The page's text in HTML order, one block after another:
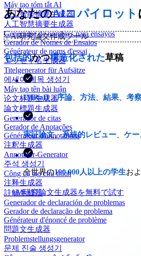
Máy tạo tóm tắt AI
人工智能摘要生成器
人工智慧摘要生成器
Generador de nombres para ensayos
Gerador de Nomes de Ensaios
Générateur de noms d'essai
エッセイ名生成器
Titelgenerator für Aufsätze
에세이 제목 생성기
Máy tạo tên bài luận
论文标题生成器
論文標題生成器
Generador de citas
Gerador de Anotações
Générateur d'annotations
注釈生成器
Annotator-Generator
주석 생성기
Công cụ tạo chú thích
注释生成器
註解生成器
Generador de declaración de problemas
Gerador de declaração de problema
Générateur d'énoncé de problème
問題文生成器
Problemstellungsgenerator
문제 진술 생성기
あなたのAIコパイロット
✨AI研究論文作成ツール
包括的かつ構造化された草稿
IMRaD（序論、 方法、 結果 考
実証論文、系統的レビュー ケー
全世界の100,000人以上の学生お
AI研究論文生成器を無料で試す